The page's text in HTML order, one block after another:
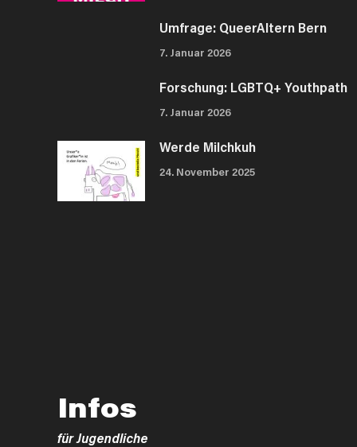
Umfrage: QueerAltern Bern
7. Januar 2026
Forschung: LGBTQ+ Youthpath
7. Januar 2026
Werde Milchkuh
24. November 2025
Infos
für Jugendliche